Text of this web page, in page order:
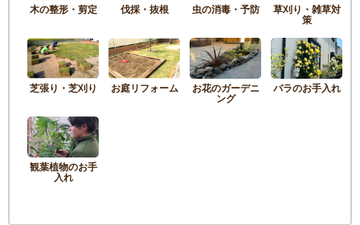
木の整形・剪定 伐採・抜根 虫の消毒・予防 草刈り・雑草対
策
芝張り・芝刈り お庭リフォーム お花のガーデニ
ング
バラのお手入れ
観葉植物のお手
入れ